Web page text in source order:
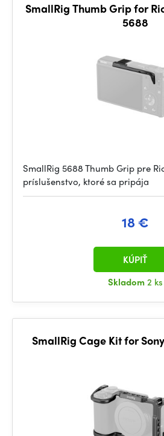
SmallRig Thumb Grip for
5688
SmallRig 5688 Thumb Grip pre
príslušenstvo, ktoré sa pripája
18 €
Skladom2 ks
KÚPIŤ
SmallRig Cage Kit for